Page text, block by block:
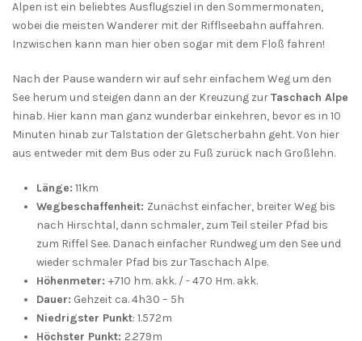
Alpen ist ein beliebtes Ausflugsziel in den Sommermonaten,
wobei die meisten Wanderer mit der Rifflseebahn auffahren.
Inzwischen kann man hier oben sogar mit dem Floß fahren!
Nach der Pause wandern wir auf sehr einfachem Weg um den
See herum und steigen dann an der Kreuzung zurTaschach Alpe
hinab. Hier kann man ganz wunderbar einkehren, bevor es in 10
Minuten hinab zur Talstation der Gletscherbahn geht. Von hier
aus entweder mit dem Bus oder zu Fuß zurück nach Großlehn.
Länge: 11km
Wegbeschaffenheit: Zunächst einfacher, breiter Weg bis
nach Hirschtal, dann schmaler, zum Teil steiler Pfad bis
zum Riffel See. Danach einfacher Rundweg um den See und
wieder schmaler Pfad bis zur Taschach Alpe.
Höhenmeter: +710 hm. akk. / - 470 Hm. akk.
Dauer: Gehzeit ca. 4h30 – 5h
Niedrigster Punkt: 1.572m
Höchster Punkt: 2.279m